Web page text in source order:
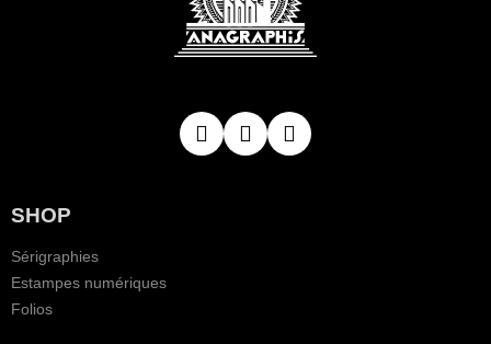
SHOP
Sérigraphies
Estampes numériques
Folios